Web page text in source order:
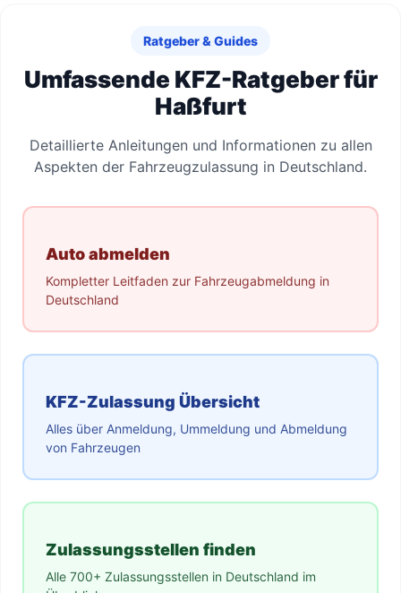
Ratgeber & Guides
Umfassende KFZ-Ratgeber für
Haßfurt
Detaillierte Anleitungen und Informationen zu allen
Aspekten der Fahrzeugzulassung in Deutschland.
Auto abmelden
Kompletter Leitfaden zur Fahrzeugabmeldung in
Deutschland
KFZ-Zulassung Übersicht
Alles über Anmeldung, Ummeldung und Abmeldung
von Fahrzeugen
Zulassungsstellen finden
Alle 700+ Zulassungsstellen in Deutschland im